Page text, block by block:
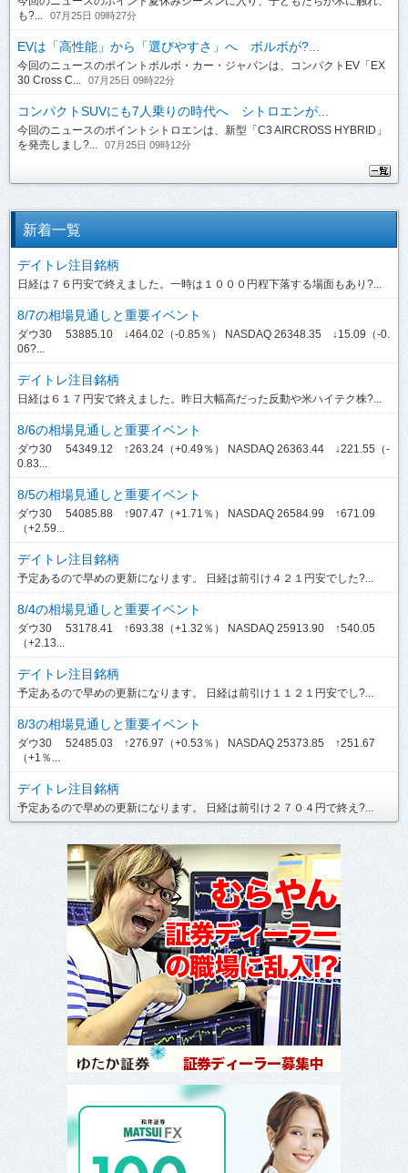
も?...
07月25日 09時27分
EVは「高性能」から「選びやすさ」へ ボルボが?...
今回のニュースのポイントボルボ・カー・ジャパンは、コンパクトEV「EX
30 Cross C...
07月25日 09時22分
コンパクトSUVにも7人乗りの時代へ シトロエンが...
今回のニュースのポイントシトロエンは、新型「C3 AIRCROSS HYBRID」
を発売しまし?...
07月25日 09時12分
新着一覧
デイトレ注目銘柄
日経は７６円安で終えました。一時は１０００円程下落する場面もあり?...
8/7の相場見通しと重要イベント
ダウ30 53885.10 ↓464.02（-0.85％） NASDAQ 26348.35 ↓15.09（-0.
06?...
デイトレ注目銘柄
日経は６１７円安で終えました。昨日大幅高だった反動や米ハイテク株?...
8/6の相場見通しと重要イベント
ダウ30 54349.12 ↑263.24（+0.49％） NASDAQ 26363.44 ↓221.55（-
0.83...
8/5の相場見通しと重要イベント
ダウ30 54085.88 ↑907.47（+1.71％） NASDAQ 26584.99 ↑671.09
（+2.59...
デイトレ注目銘柄
予定あるので早めの更新になります。 日経は前引け４２１円安でした?...
8/4の相場見通しと重要イベント
ダウ30 53178.41 ↑693.38（+1.32％） NASDAQ 25913.90 ↑540.05
（+2.13...
デイトレ注目銘柄
予定あるので早めの更新になります。 日経は前引け１１２１円安でし?...
8/3の相場見通しと重要イベント
ダウ30 52485.03 ↑276.97（+0.53％） NASDAQ 25373.85 ↑251.67
（+1％...
デイトレ注目銘柄
予定あるので早めの更新になります。 日経は前引け２７０４円で終え?...